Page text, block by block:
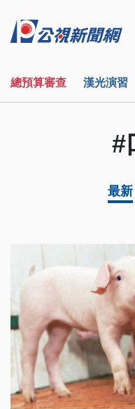
總預算審查 漢光演習
#
最新